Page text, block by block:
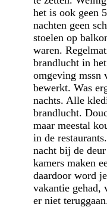
het is ook geen
nachten geen
stoelen op
waren.
brandlucht in
omgeving mssn
bewerkt. Was
nachts. Alle
brandlucht.
maar meestal
in de
nacht bij de
kamers maken
daardoor word
vakantie gehad,
er niet